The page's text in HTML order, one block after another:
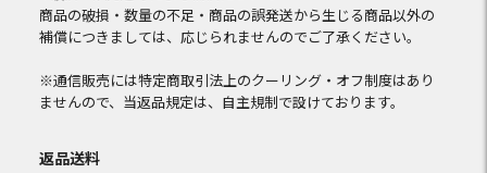
商品の破損・数量の不足・商品の誤発送から生じる商品以外の
補償につきましては、応じられませんのでご了承ください。
※通信販売には特定商取引法上のクーリング・オフ制度はあり
ませんので、当返品規定は、自主規制で設けております。
返品送料